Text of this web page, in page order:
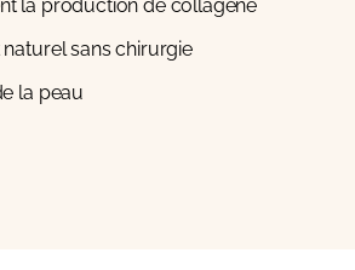
la production de collagène
sans chirurgie
la peau